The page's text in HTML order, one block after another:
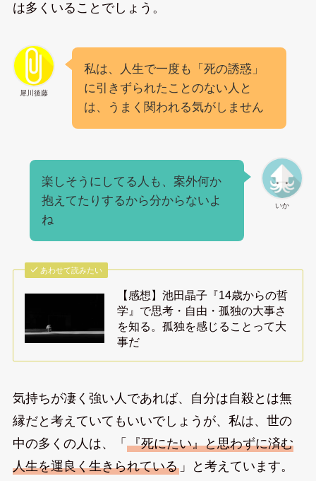
は多くいることでしょう。
犀川後藤
私は、人生で一度も「死の誘惑」
に引きずられたことのない人と
は、うまく関われる気がしません
いか
楽しそうにしてる人も、案外何か
抱えてたりするから分からないよ
ね
あわせて読みたい
【感想】池田晶子『14歳からの哲
学』で思考・自由・孤独の大事さ
を知る。孤独を感じることって大
事だ
気持ちが凄く強い人であれば、自分は自殺とは無
縁だと考えていてもいいでしょうが、私は、世の
中の多くの人は、「 『死にたい』と思わずに済む
人生を運良く生きられている」と考えています。